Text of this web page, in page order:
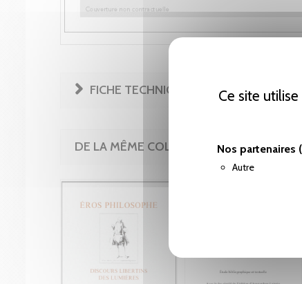
Ce site
Nos partenaires
Autre
FICHE TECHNIQUE
DE LA MÊME COLLECTION